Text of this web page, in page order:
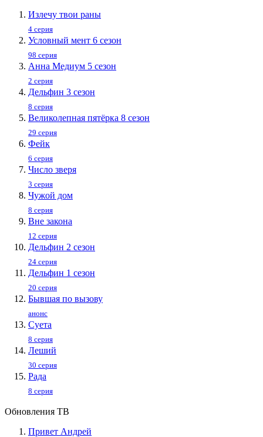
Излечу твои раны
4 серия
Условный мент 6 сезон
98 серия
Анна Медиум 5 сезон
2 серия
Дельфин 3 сезон
8 серия
Великолепная пятёрка 8 сезон
29 серия
Фейк
6 серия
Число зверя
3 серия
Чужой дом
8 серия
Вне закона
12 серия
Дельфин 2 сезон
24 серия
Дельфин 1 сезон
20 серия
Бывшая по вызову
анонс
Суета
8 серия
Леший
30 серия
Рада
8 серия
Обновления ТВ
Привет Андpей